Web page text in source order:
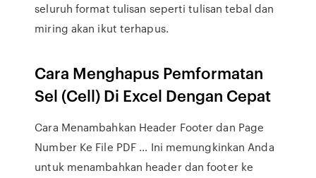
seluruh format tulisan seperti tulisan tebal dan
miring akan ikut terhapus.
Cara Menghapus Pemformatan
Sel (Cell) Di Excel Dengan Cepat
Cara Menambahkan Header Footer dan Page
Number Ke File PDF ... Ini memungkinkan Anda
untuk menambahkan header dan footer ke